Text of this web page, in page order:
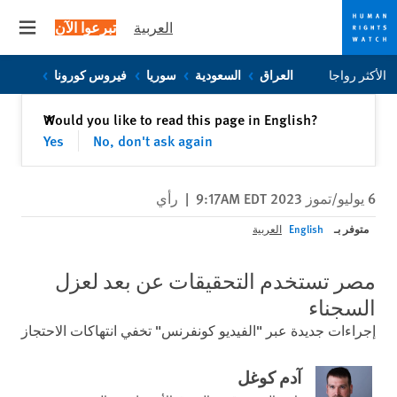
Skip
to
Skip
to
العربية تبرعوا الآن
الأكثر رواجا العراق السعودية سوريا فيروس كورونا
Would you like to read this page in English?
Yes
No, don't ask again
✕إغلاق
6 يوليو/تموز 2023 9:17AM EDT | رأي
متوفر بـ English العربية
مصر تستخدم التحقيقات عن بعد لعزل
السجناء
إجراءات جديدة عبر "الفيديو كونفرنس" تخفي انتهاكات الاحتجاز
آدم كوغل